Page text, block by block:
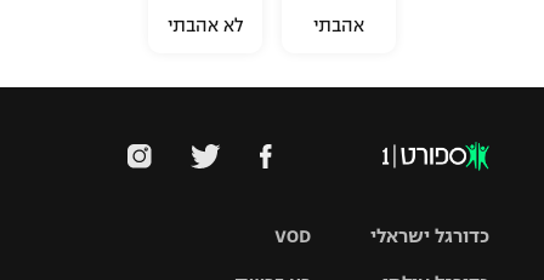
אהבתי לא אהבתי
VOD כדורגל ישראלי